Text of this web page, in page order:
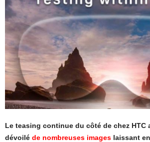
Le teasing continue du côté de chez HTC
dévoilé de nombreuses images laissant